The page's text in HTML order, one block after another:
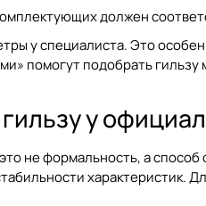
должен
у специалиста. Это
помогут подобрать
у
не формальность, а